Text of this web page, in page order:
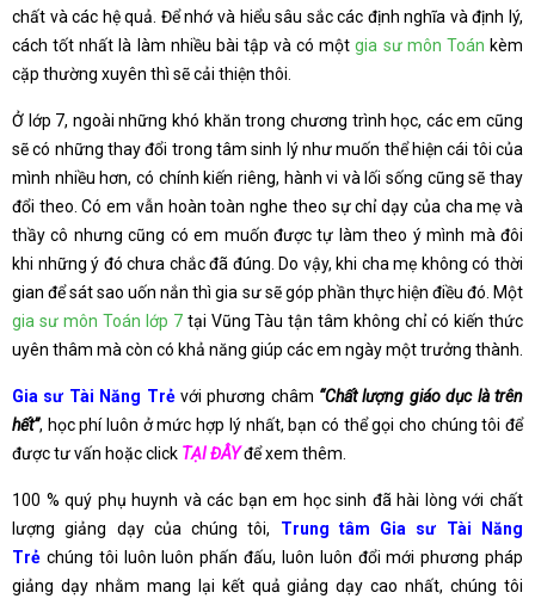
chất và các hệ quả. Để nhớ và hiểu sâu sắc các định nghĩa và định lý,
cách tốt nhất là làm nhiều bài tập và có mộtgia sư môn Toán kèm
cặp thường xuyên thì sẽ cải thiện thôi.
Ở lớp 7, ngoài những khó khăn trong chương trình học, các em cũng
sẽ có những thay đổi trong tâm sinh lý như muốn thể hiện cái tôi của
mình nhiều hơn, có chính kiến riêng, hành vi và lối sống cũng sẽ thay
đổi theo. Có em vẫn hoàn toàn nghe theo sự chỉ dạy của cha mẹ và
thầy cô nhưng cũng có em muốn được tự làm theo ý mình mà đôi
khi những ý đó chưa chắc đã đúng. Do vậy, khi cha mẹ không có thời
gian để sát sao uốn nắn thì gia sư sẽ góp phần thực hiện điều đó. Một
gia sư môn Toán lớp 7tại Vũng Tàu tận tâm không chỉ có kiến thức
uyên thâm mà còn có khả năng giúp các em ngày một trưởng thành.
Gia sư Tài Năng Trẻ với phương châm “Chất lượng giáo dục là trên
hết”, học phí luôn ở mức hợp lý nhất, bạn có thể gọi cho chúng tôi để
được tư vấn hoặc click TẠI ĐÂYđể xem thêm.
100 % quý phụ huynh và các bạn em học sinh đã hài lòng với chất
lượng giảng dạy của chúng tôi,
Trung tâm Gia sư Tài Năng
Trẻ chúng tôi luôn luôn phấn đấu, luôn luôn đổi mới phương pháp
giảng dạy nhằm mang lại kết quả giảng dạy cao nhất, chúng tôi